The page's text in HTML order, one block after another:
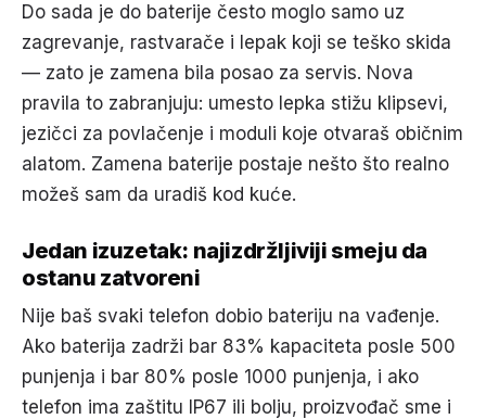
Do sada je do baterije često moglo samo uz
zagrevanje, rastvarače i lepak koji se teško skida
— zato je zamena bila posao za servis. Nova
pravila to zabranjuju: umesto lepka stižu klipsevi,
jezičci za povlačenje i moduli koje otvaraš običnim
alatom. Zamena baterije postaje nešto što realno
možeš sam da uradiš kod kuće.
Jedan izuzetak: najizdržljiviji smeju da
ostanu zatvoreni
Nije baš svaki telefon dobio bateriju na vađenje.
Ako baterija zadrži bar 83% kapaciteta posle 500
punjenja i bar 80% posle 1000 punjenja, i ako
telefon ima zaštitu IP67 ili bolju, proizvođač sme i